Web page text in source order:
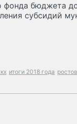
бюджета
субсидий
итоги 2018 года